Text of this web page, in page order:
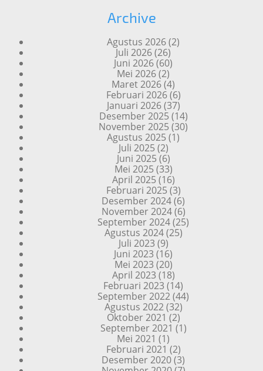
Archive
Agustus 2026(2)
Juli 2026(26)
Juni 2026(60)
Mei 2026(2)
Maret 2026(4)
Februari 2026(6)
Januari 2026(37)
Desember 2025(14)
November 2025(30)
Agustus 2025(1)
Juli 2025(2)
Juni 2025(6)
Mei 2025(33)
April 2025(16)
Februari 2025(3)
Desember 2024(6)
November 2024(6)
September 2024(25)
Agustus 2024(25)
Juli 2023 (9)
Juni 2023 (16)
Mei 2023 (20)
April 2023 (18)
Februari 2023 (14)
September 2022(44)
Agustus 2022(32)
Oktober 2021 (2)
September 2021 (1)
Mei 2021 (1)
Februari 2021 (2)
Desember 2020(3)